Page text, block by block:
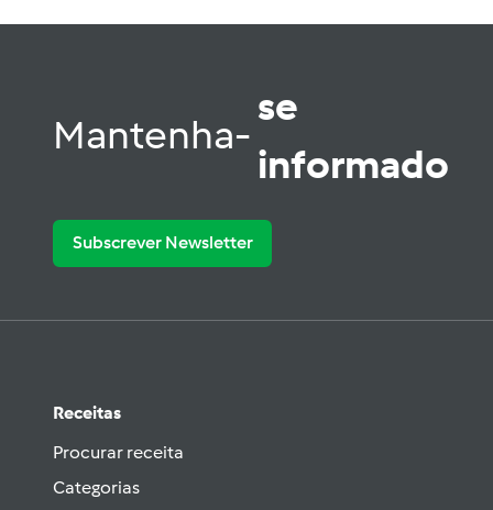
Mantenha-
se
informado
Subscrever Newsletter
Receitas
Procurar receita
Categorias